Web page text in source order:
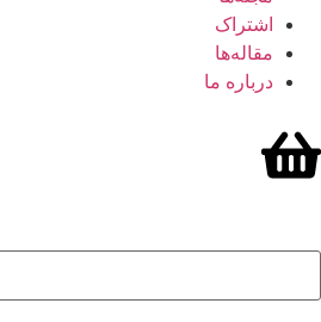
اشتراک
مقاله‌ها
درباره ما